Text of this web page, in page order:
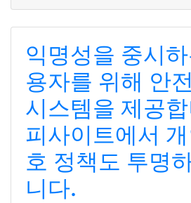
익명성을 중시
용자를 위해 안
시스템을 제공
피사이트에서
호 정책도 투명
니다.